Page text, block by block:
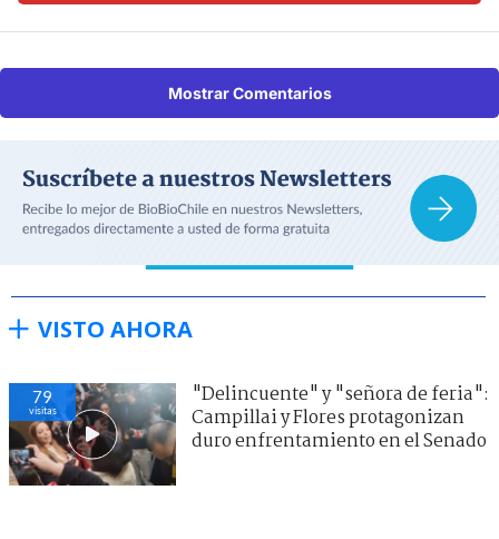
Mostrar Comentarios
VISTO AHORA
79
visitas
"Delincuente" y "señora de feria":
Campillai y Flores protagonizan
duro enfrentamiento en el Senado